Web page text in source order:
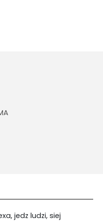
jedz ludzi, siej